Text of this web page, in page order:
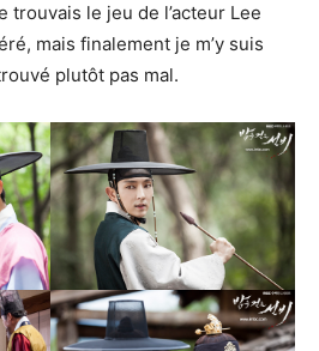
trouvais le jeu de l’acteur Lee
mais finalement je m’y suis
plutôt pas mal.